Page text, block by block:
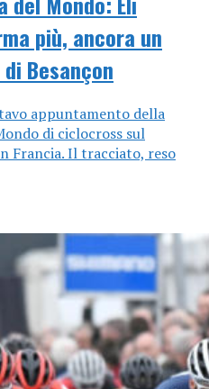
più, ancora un
Besançon
appuntamento della
di ciclocross sul
Francia. Il tracciato, reso